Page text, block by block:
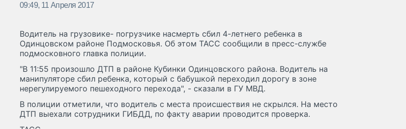
09:49, 11 Апреля 2017
Водитель на грузовике- погрузчике насмерть сбил 4-летнего ребенка в
Одинцовском районе Подмосковья. Об этом ТАСС сообщили в пресс-службе
подмосковного главка полиции.
"В 11:55 произошло ДТП в районе Кубинки Одинцовского района. Водитель на
манипуляторе сбил ребенка, который с бабушкой переходил дорогу в зоне
нерегулируемого пешеходного перехода", - сказали в ГУ МВД.
В полиции отметили, что водитель с места происшествия не скрылся. На место
ДТП выехали сотрудники ГИБДД, по факту аварии проводится проверка.